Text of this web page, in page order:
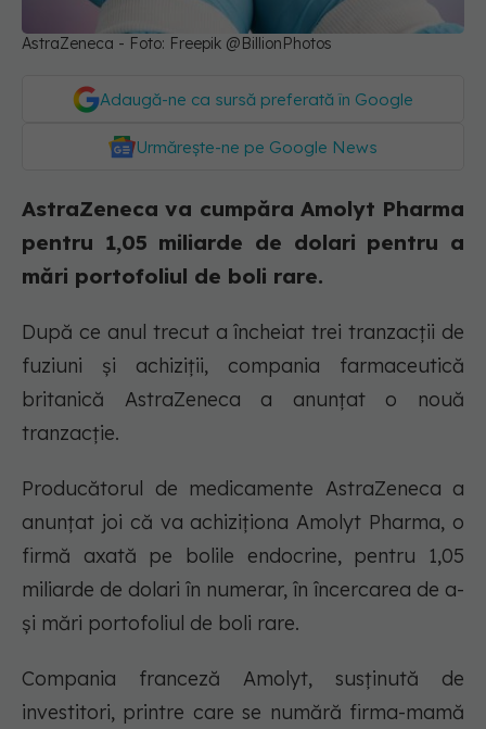
AstraZeneca - Foto: Freepik @BillionPhotos
Adaugă-ne ca sursă preferată în Google
Urmărește-ne pe Google News
AstraZeneca va cumpăra Amolyt Pharma
pentru 1,05 miliarde de dolari pentru a
mări portofoliul de boli rare.
După ce anul trecut a încheiat trei tranzacții de
fuziuni și achiziții, compania farmaceutică
britanică AstraZeneca a anunțat o nouă
tranzacție.
Producătorul de medicamente AstraZeneca a
anunțat joi că va achiziționa Amolyt Pharma, o
firmă axată pe bolile endocrine, pentru 1,05
miliarde de dolari în numerar, în încercarea de a-
și mări portofoliul de boli rare.
Compania franceză Amolyt, susținută de
investitori, printre care se numără firma-mamă